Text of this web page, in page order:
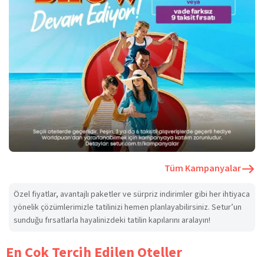
Tüm Kampanyalar
Özel fiyatlar, avantajlı paketler ve sürpriz indirimler gibi her ihtiyaca
yönelik çözümlerimizle tatilinizi hemen planlayabilirsiniz. Setur’un
sunduğu fırsatlarla hayalinizdeki tatilin kapılarını aralayın!
En Çok Tercih Edilen Oteller